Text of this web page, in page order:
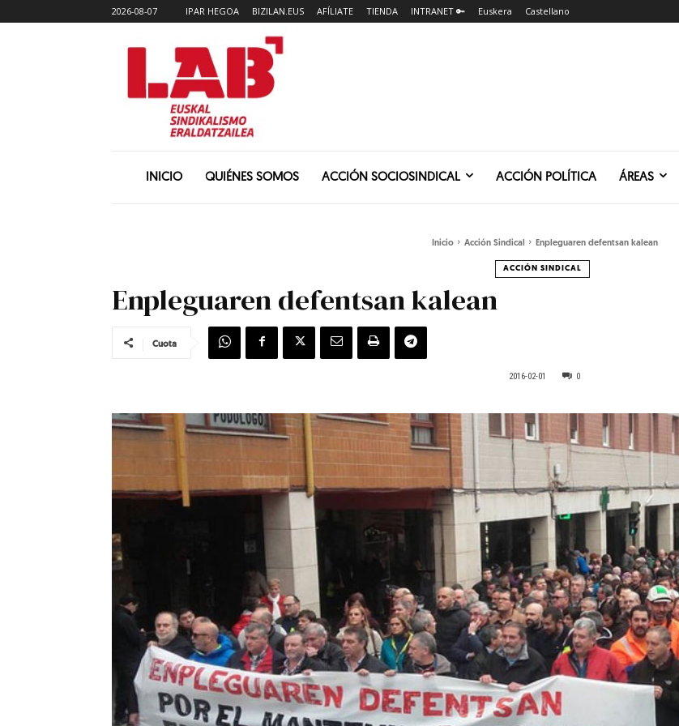
2026-08-07 IPAR HEGOA BIZILAN.EUS AFÍLIATE TIENDA INTRANET 🔑 Euskera Castellano
INICIO QUIÉNES SOMOS ACCIÓN SOCIOSINDICAL ACCIÓN POLÍTICA ÁREAS
Inicio Acción Sindical Enpleguaren defentsan kalean
ACCIÓN SINDICAL
Enpleguaren defentsan kalean
Cuota
2016-02-01 0